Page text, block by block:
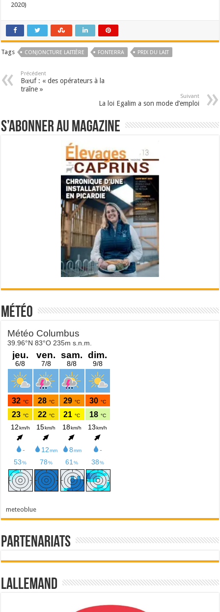
2020)
Tags CONJONCTURE LAITIÈRE FONTERRA PRIX DU LAIT
Précédent
Bœuf : « des opérateurs à la
traîne »
Suivant
La loi Egalim a son mode d’emploi
S’abonner au magazine
Météo
meteoblue
Partenariats
Lallemand